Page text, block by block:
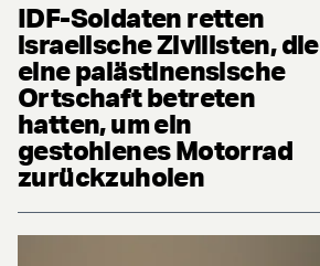
IDF-Soldaten retten
israelische Zivilisten, die
eine palästinensische
Ortschaft betreten
hatten, um ein
gestohlenes Motorrad
zurückzuholen